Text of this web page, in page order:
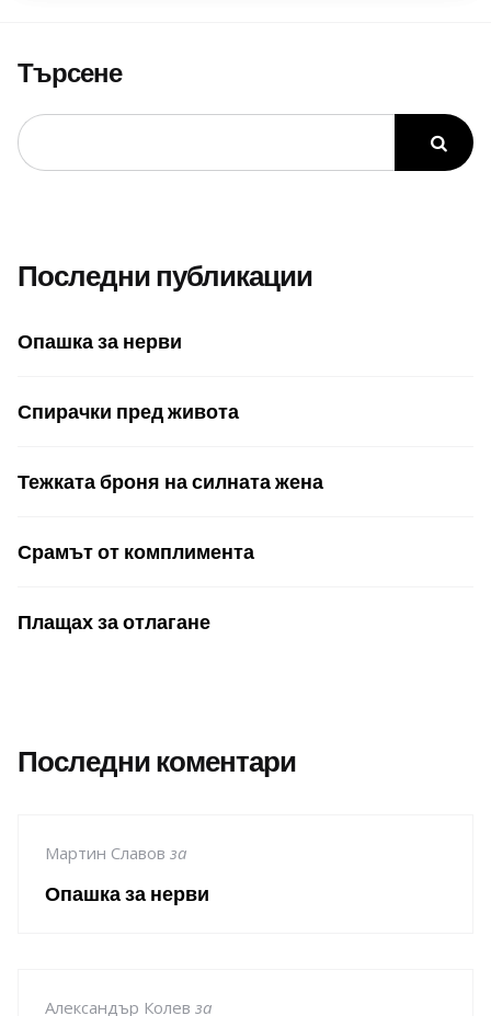
Търсене
Последни публикации
Опашка за нерви
Спирачки пред живота
Тежката броня на силната жена
Срамът от комплимента
Плащах за отлагане
Последни коментари
Мартин Славов за
Опашка за нерви
Александър Колев за